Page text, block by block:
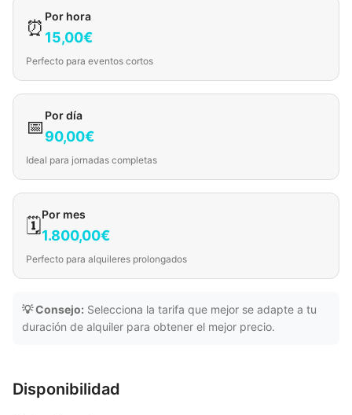
⏰
Por hora
15,00€
Perfecto para eventos cortos
📅
Por día
90,00€
Ideal para jornadas completas
🗓️
Por mes
1.800,00€
Perfecto para alquileres prolongados
💡 Consejo: Selecciona la tarifa que mejor se adapte a tu
duración de alquiler para obtener el mejor precio.
Disponibilidad